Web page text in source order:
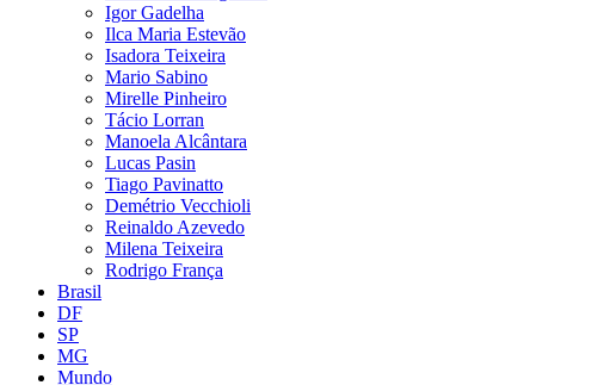
Igor Gadelha
Ilca Maria Estevão
Isadora Teixeira
Mario Sabino
Mirelle Pinheiro
Tácio Lorran
Manoela Alcântara
Lucas Pasin
Tiago Pavinatto
Demétrio Vecchioli
Reinaldo Azevedo
Milena Teixeira
Rodrigo França
Brasil
DF
SP
MG
Mundo